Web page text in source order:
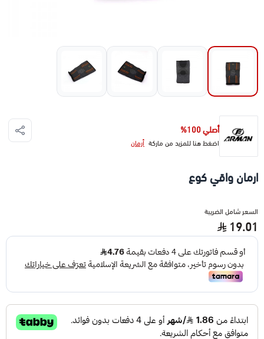
أصلي 100%
اضغط هنا للمزيد من ماركة أرمان
ارمان واقي كوع
السعر شامل الضريبة
19.01